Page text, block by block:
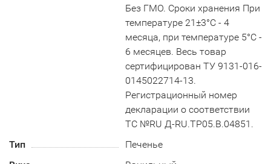
Без ГМО. Сроки хранения При
температуре 21±3°С - 4
месяца, при температуре 5°С -
6 месяцев. Весь товар
сертифицирован ТУ 9131-016-
0145022714-13.
Регистрационный номер
декларации о соответствии
ТС №RU Д-RU.TP05.B.04851.
Тип
Печенье